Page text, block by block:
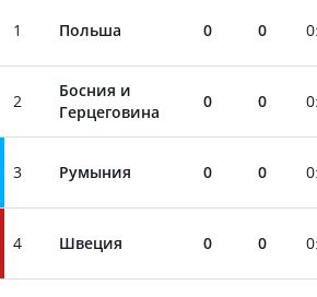
1 Польша 0 0 0:
2
Босния и
Герцеговина
0 0 0:
3 Румыния 0 0 0:
4 Швеция 0 0 0: